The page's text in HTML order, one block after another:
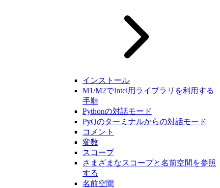
インストール
M1/M2でIntel用ライブラリを利用する
手順
Pythonの対話モード
PyQのターミナルからの対話モード
コメント
変数
スコープ
さまざまなスコープと名前空間を参照
する
名前空間